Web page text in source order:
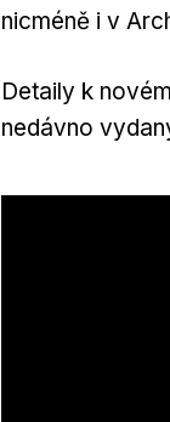
nicméně i v
Detaily k
nedávno